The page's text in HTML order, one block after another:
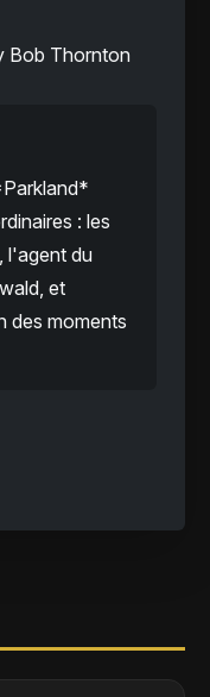
Bob Thornton
: les
l'agent du
et
des moments